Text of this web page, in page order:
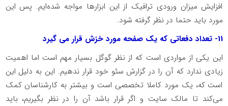
افزایش میزان ورودی ترافیک از این ابزارها مواجه شده‌ایم. پس این
مورد باید حتما در نظر گرفته شود.
11- تعداد دفعاتی که یک صفحه مورد خزش قرار می گیرد
این یکی از مواردی است که از نظر گوگل بسیار مهم است اما اهمیت
زیادی ندارد که آن را در گزارش سئو خود قرار ندهیم. این به دلیل این
است که، یک مورد کاملا تخصصی است و بیشتر به کارشناسان کمک
می‌کند تا مالک سایت و اگر قرار باشد آن را در نظر بگیریم، باید